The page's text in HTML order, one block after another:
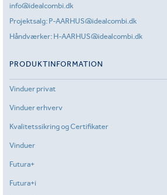
info@idealcombi.dk
Projektsalg: P-AARHUS@idealcombi.dk
Håndværker: H-AARHUS@idealcombi.dk
PRODUKTINFORMATION
Vinduer privat
Vinduer erhverv
Kvalitetssikring og Certifikater
Vinduer
Futura+
Futura+i